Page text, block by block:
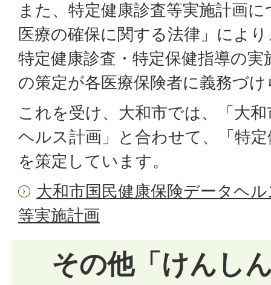
また、特定健康診査等実施計画
医療の確保に関する法律」によ
特定健康診査・特定保健指導の
の策定が各医療保険者に義務づ
これを受け、大和市では、「大
ヘルス計画」と合わせて、「特
を策定しています。
大和市国民健康保険データヘ
等実施計画
その他「けんし